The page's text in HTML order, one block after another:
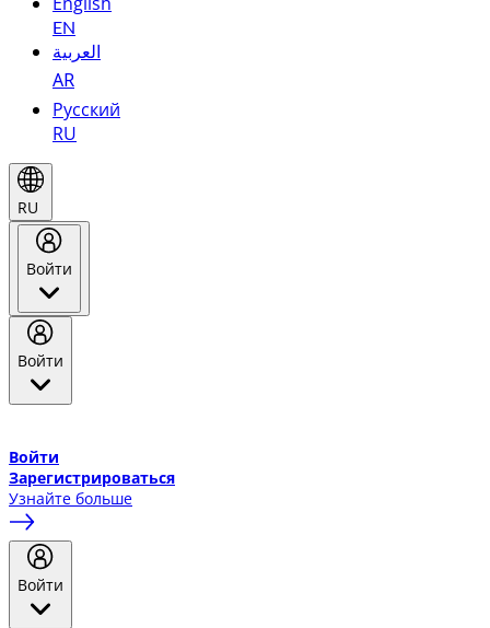
EN
العربية
AR
Русский
RU
RU
Войти
Войти
Войти
Зарегистрироваться
Узнайте больше
Войти